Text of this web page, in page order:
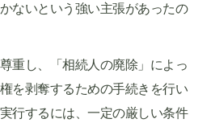
ないという強い主張があったの
重し、「相続人の廃除」によっ
を剥奪するための手続きを行い
行するには、一定の厳しい条件